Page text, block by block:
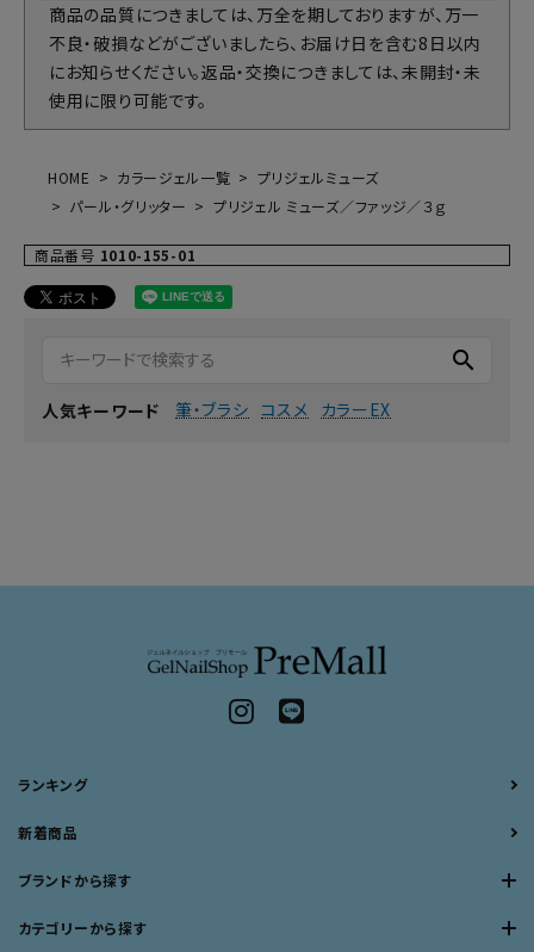
商品の品質につきましては、万全を期しておりますが、万一
不良・破損などがございましたら、お届け日を含む8日以内
にお知らせください。返品・交換につきましては、未開封・未
使用に限り可能です。
HOME カラージェル一覧
プリジェルミューズ
パール・グリッター
プリジェル ミューズ／ファッジ／３ｇ
商品番号 1010-155-01
search
人気キーワード 筆・ブラシ コスメ カラーEX
ランキング
新着商品
ブランドから探す
カテゴリーから探す